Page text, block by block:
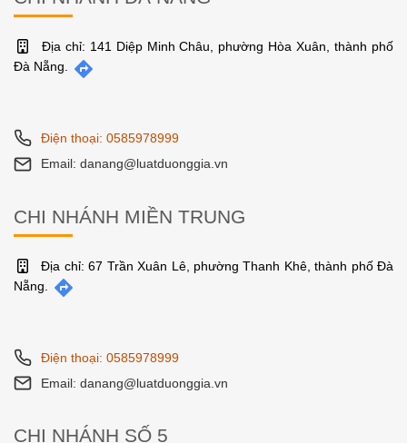
Địa chỉ: 141 Diệp Minh Châu, phường Hòa Xuân, thành phố
Đà Nẵng.
Địa chỉ: 67 Trần Xuân Lê, phường Thanh Khê, thành phố Đà
Nẵng.